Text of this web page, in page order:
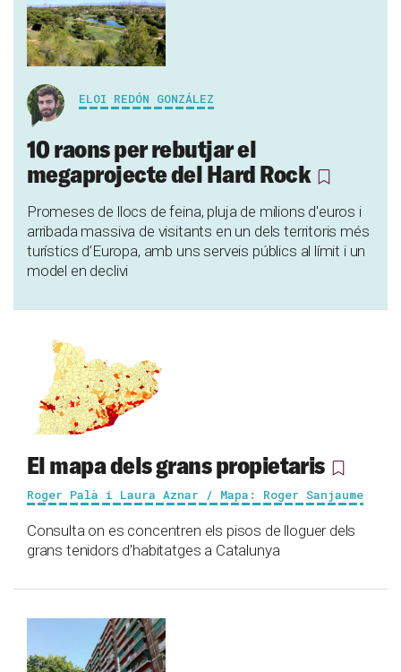
ELOI REDÓN GONZÁLEZ
10 raons per rebutjar el
megaprojecte del Hard Rock
Promeses de llocs de feina, pluja de milions d'euros i
arribada massiva de visitants en un dels territoris més
turístics d’Europa, amb uns serveis públics al límit i un
model en declivi
El mapa dels grans propietaris
Roger Palà i Laura Aznar / Mapa: Roger Sanjaume
Consulta on es concentren els pisos de lloguer dels
grans tenidors d'habitatges a Catalunya